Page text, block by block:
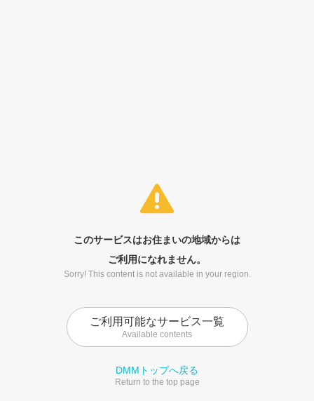
このサービスはお住まいの地域からは
ご利用になれません。
Sorry! This content is not available in your region.
ご利用可能なサービス一覧
Available contents
DMMトップへ戻る
Return to the top page